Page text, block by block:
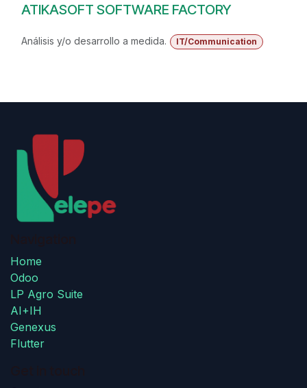
ATIKASOFT SOFTWARE FACTORY
Análisis y/o desarrollo a medida. IT/Communication
Home
Odoo
LP Agro Suite
AI+IH
Genexus
Flutter